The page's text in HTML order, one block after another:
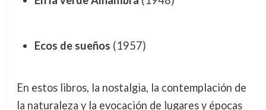
Ecos de sueños (1957)
En estos libros, la nostalgia, la contemplación de
la naturaleza y la evocación de lugares y épocas